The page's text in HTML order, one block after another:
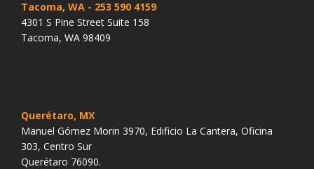
Tacoma, WA - 253 590 4159
4301 S Pine Street Suite 158
Tacoma, WA 98409
Querétaro, MX
Manuel Gómez Morin 3970, Edificio La Cantera, Oficina
303, Centro Sur
Querétaro 76090.